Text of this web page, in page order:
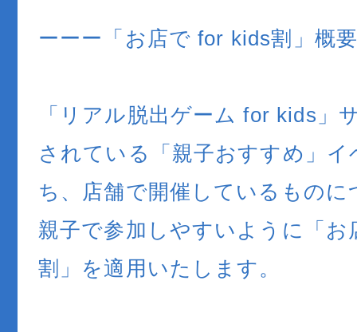
ーーー「お店で for kids割」概
「リアル脱出ゲーム for kids」
されている「親子おすすめ」
ち、店舗で開催しているものに
親子で参加しやすいように「お
割」を適用いたします。